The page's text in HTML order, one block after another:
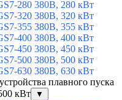
280 380В, 280 кВт
320 380В, 320 кВт
355 380В, 355 кВт
400 380В, 400 кВт
450 380В, 450 кВт
500 380В, 500 кВт
630 380В, 630 кВт
плавного пуска
кВт
▼